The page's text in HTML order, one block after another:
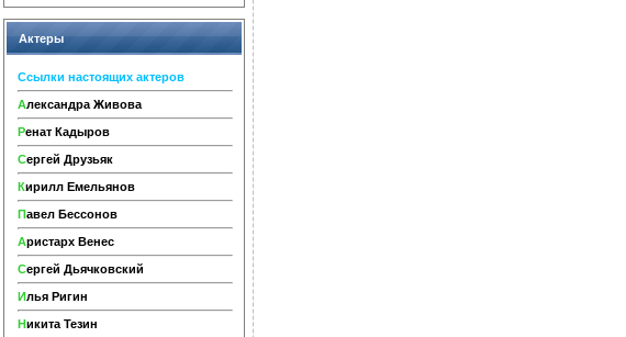
Актеры
Сcылки настоящих актеров
Александра Живова
Ренат Кадыров
Сергей Друзьяк
Кирилл Емельянов
Павел Бессонов
Аристарх Венес
Сергей Дьячковский
Илья Ригин
Никита Тезин